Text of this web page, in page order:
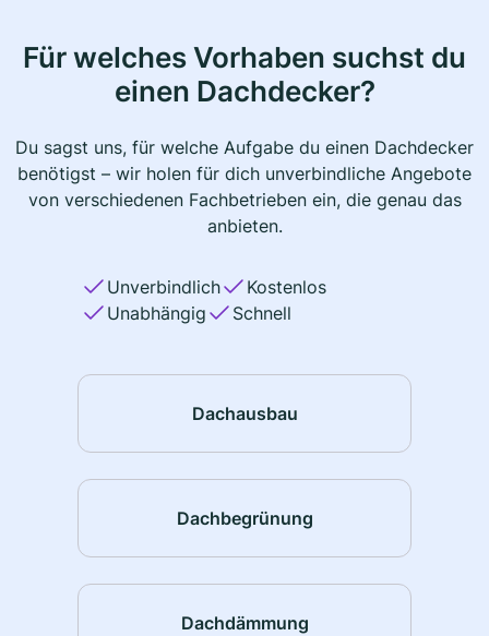
Für welches Vorhaben suchst du
einen Dachdecker?
Du sagst uns, für welche Aufgabe du einen Dachdecker
benötigst – wir holen für dich unverbindliche Angebote
von verschiedenen Fachbetrieben ein, die genau das
anbieten.
Unverbindlich
Kostenlos
Unabhängig
Schnell
Dachausbau
Dachbegrünung
Dachdämmung